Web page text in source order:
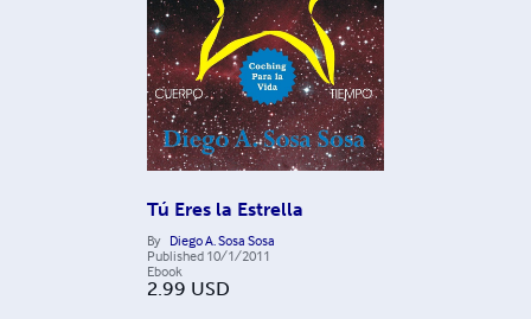
Tú Eres la Estrella
By Diego A. Sosa Sosa
Published 10/1/2011
Ebook
2.99 USD